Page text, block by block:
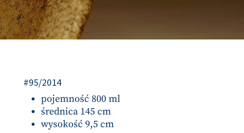
#95/2014
pojemność 800 ml
średnica 145 cm
wysokość 9,5 cm